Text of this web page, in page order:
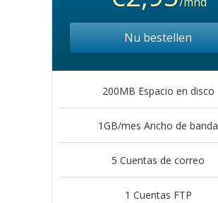
Nu bestellen
200MB Espacio en disco
1GB/mes Ancho de banda
5 Cuentas de correo
1 Cuentas FTP